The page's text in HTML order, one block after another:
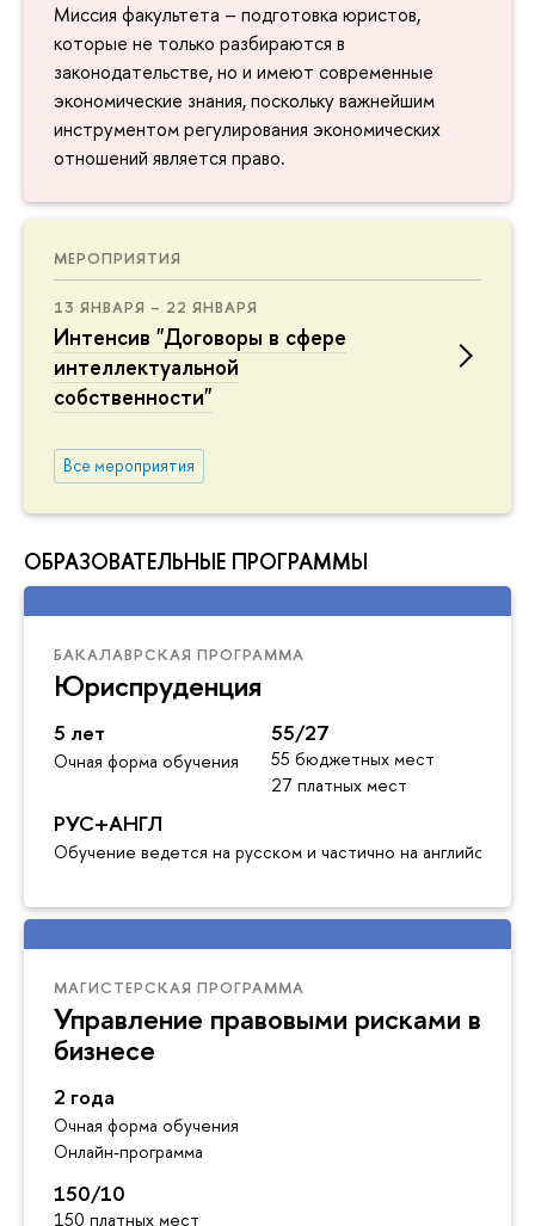
Миссия факультета – подготовка юристов,
которые не только разбираются
законодательстве, но и имеют современные
экономические знания, поскольку важнейшим
инструментом регулирования экономических
отношений является право.
МЕРОПРИЯТИЯ
13 ЯНВАРЯ – 22 ЯНВАРЯ
Интенсив "Договоры в сфере
интеллектуальной
собственности"
се мероприятия
ОБРАЗОВАТЕЛЬНЫЕ ПРОГРАММЫ
БАКАЛАВРСКАЯ ПРОГРАММА
Юриспруденция
5 лет
Очная форма обучения
55/27
55 бюджетных мест
27 платных мест
РУС+АНГЛ
Обучение ведется на русском и частично на английском
МАГИСТЕРСКАЯ ПРОГРАММА
Управление правовыми рисками
изнесе
2 года
Очная форма обучения
Онлайн-программа
150/10
150 платных мест